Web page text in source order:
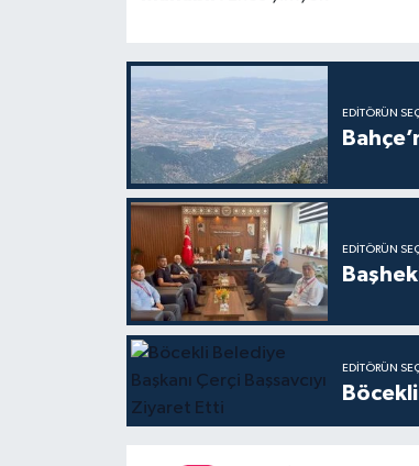
EDITÖRÜN
EDITÖRÜN
EDITÖRÜN